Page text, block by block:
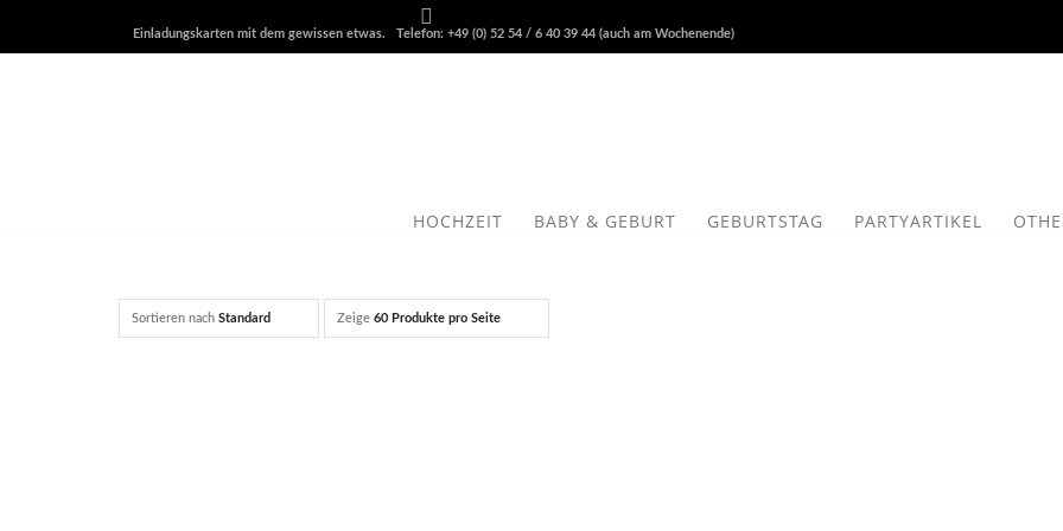
Einladungskarten mit dem gewissen etwas. Telefon: +49 (0) 52 54 / 6 40 39 44 (auch am Wochenende)
HOCHZEIT BABY & GEBURT GEBURTSTAG PARTYARTIKEL
Sortieren nach Standard Zeige 60 Produkte pro Seite